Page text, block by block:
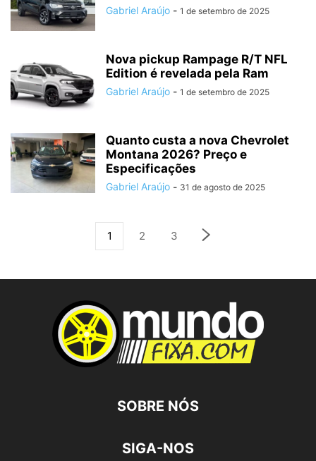
Gabriel Araújo - 1 de setembro de 2025
Nova pickup Rampage R/T NFL
Edition é revelada pela Ram
Gabriel Araújo - 1 de setembro de 2025
Quanto custa a nova Chevrolet
Montana 2026? Preço e
Especificações
Gabriel Araújo - 31 de agosto de 2025
1 2 3
SOBRE NÓS
SIGA-NOS